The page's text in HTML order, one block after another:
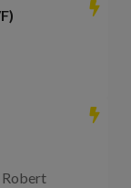
Robert